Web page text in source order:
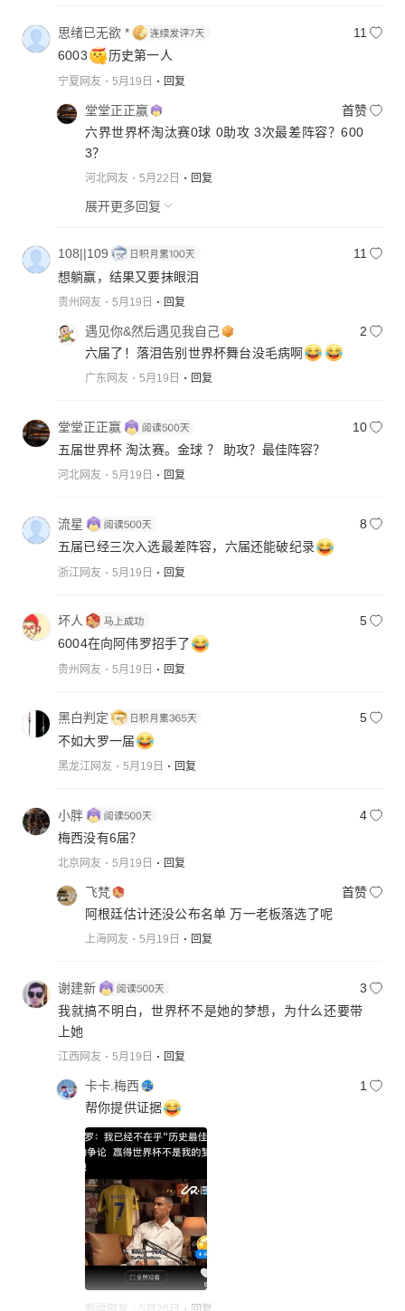
思绪已无欲 *
11
6003
历史第一人
宁夏网友 5月19日 回复
堂堂正正赢
首赞
六界世界杯淘汰赛0球 0助攻 3次最差阵容？600
3？
河北网友 5月22日 回复
展开更多回复
108||109
11
想躺赢，结果又要抹眼泪
贵州网友 5月19日 回复
遇见你&然后遇见我自己
2
六届了！落泪告别世界杯舞台没毛病啊
广东网友 5月19日 回复
堂堂正正赢
10
五届世界杯 淘汰赛。金球 ？ 助攻？最佳阵容？
河北网友 5月19日 回复
流星
8
五届已经三次入选最差阵容，六届还能破纪录
浙江网友 5月19日 回复
坏人
5
6004在向阿伟罗招手了
贵州网友 5月19日 回复
黑白判定
5
不如大罗一届
黑龙江网友 5月19日 回复
小胖
4
梅西没有6届？
北京网友 5月19日 回复
飞梵
首赞
阿根廷估计还没公布名单 万一老板落选了呢
上海网友 5月19日 回复
谢建新
3
我就搞不明白，世界杯不是她的梦想，为什么还要带
上她
江西网友 5月19日 回复
卡卡.梅西
1
帮你提供证据